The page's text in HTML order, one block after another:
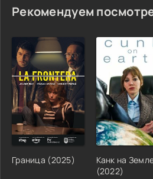
Рекомендуем
Граница (2025)
Канк на
(2022)